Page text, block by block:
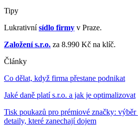
Tipy
Lukrativnísídlo firmy v Praze.
Založení s.r.o. za 8.990 Kč na klíč.
Články
Co dělat, když firma přestane podnikat
Jaké daně platí s.r.o. a jak je optimalizovat
Tisk poukazů pro prémiové značky:
detaily, které zanechají dojem